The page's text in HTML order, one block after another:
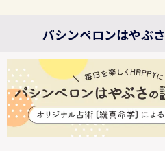
パシンペロンはやぶ